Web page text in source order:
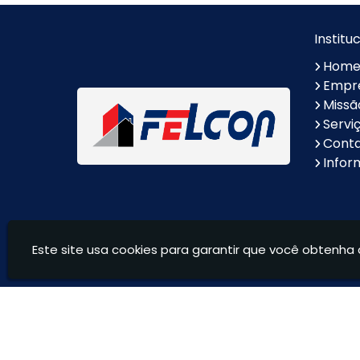
Borda de Piscina em
Mármore
Nichos Sob Medida
Soleira em Marmore
Pia de Granito
Nicho de Granito Escadas de Granito
Ilha em Granito
Balcões de Granito
Home
Andaimes Felcon - Locação de equipamentos para
Este site usa cookies para garantir que você obtenha